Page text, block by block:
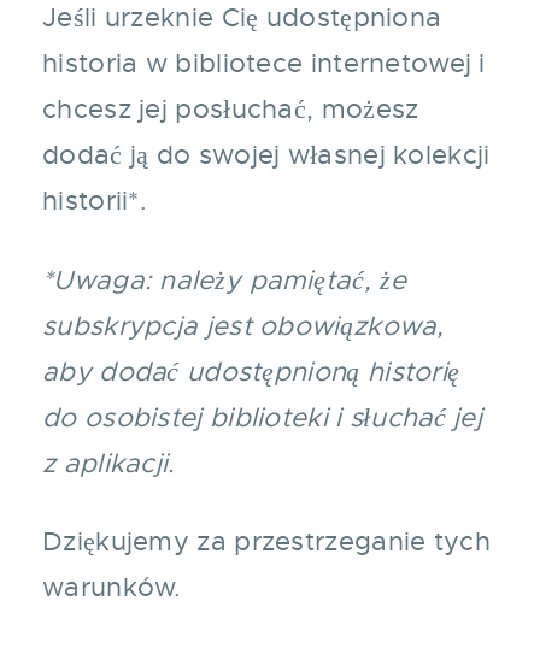
Jeśli urzeknie Cię udostępniona
historia w bibliotece internetowej i
chcesz jej posłuchać, możesz
dodać ją do swojej własnej kolekcji
historii*.
*Uwaga: należy pamiętać, że
subskrypcja jest obowiązkowa,
aby dodać udostępnioną historię
do osobistej biblioteki i słuchać jej
z aplikacji.
Dziękujemy za przestrzeganie tych
warunków.